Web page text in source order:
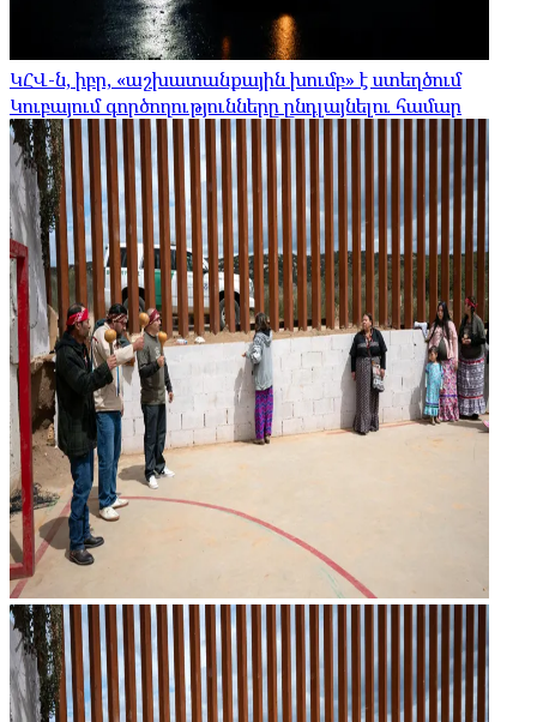
ԿՀՎ-ն, իբր, «աշխատանքային խումբ» է ստեղծում
Կուբայում գործողությունները ընդլայնելու համար